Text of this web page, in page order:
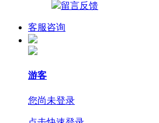
留言反馈
客服咨询
游客
您尚未登录